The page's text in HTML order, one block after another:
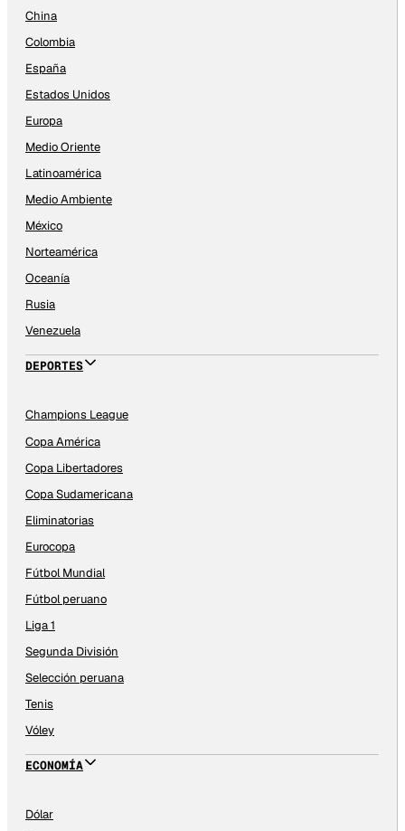
China
Colombia
España
Estados Unidos
Europa
Medio Oriente
Latinoamérica
Medio Ambiente
México
Norteamérica
Oceanía
Rusia
Venezuela
DEPORTES
Champions League
Copa América
Copa Libertadores
Copa Sudamericana
Eliminatorias
Eurocopa
Fútbol Mundial
Fútbol peruano
Liga 1
Segunda División
Selección peruana
Tenis
Vóley
ECONOMÍA
Dólar